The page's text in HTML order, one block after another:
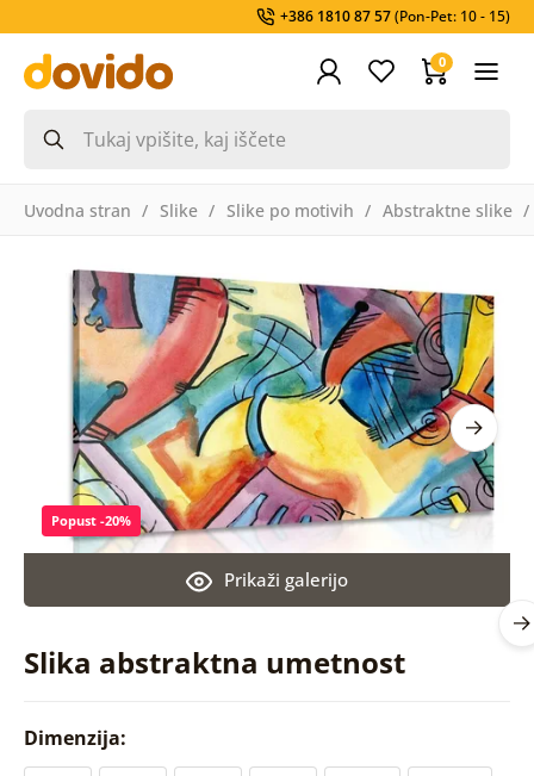
+386 1810 87 57(Pon-Pet: 10 - 15)
0
Uvodna stran Slike Slike po motivih Abstraktne slike
Slika abstraktna umetnost
Prikaži galerijo
Popust -20%
Dimenzija: